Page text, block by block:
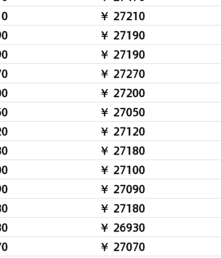
￥ 27210
￥ 27190
￥ 27190
￥ 27270
￥ 27200
￥ 27050
￥ 27120
￥ 27180
￥ 27100
￥ 27090
￥ 27180
￥ 26930
￥ 27070